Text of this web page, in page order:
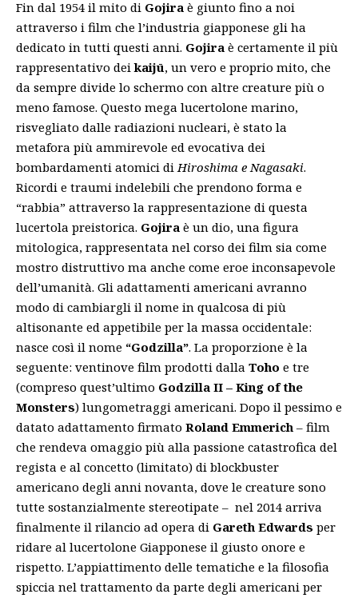
Fin dal 1954 il mito di Gojira è giunto fino a noi
attraverso i film che l’industria giapponese gli ha
dedicato in tutti questi anni. Gojira è certamente il più
rappresentativo deikaijū, un vero e proprio mito, che
da sempre divide lo schermo con altre creature più o
meno famose. Questo mega lucertolone marino,
risvegliato dalle radiazioni nucleari, è stato la
metafora più ammirevole ed evocativa dei
bombardamenti atomici di Hiroshima e Nagasaki.
Ricordi e traumi indelebili che prendono forma e
“rabbia” attraverso la rappresentazione di questa
lucertola preistorica. Gojira è un dio, una figura
mitologica, rappresentata nel corso dei film sia come
mostro distruttivo ma anche come eroe inconsapevole
dell’umanità. Gli adattamenti americani avranno
modo di cambiargli il nome in qualcosa di più
altisonante ed appetibile per la massa occidentale:
nasce così il nome “Godzilla”. La proporzione è la
seguente: ventinove film prodotti dalla Toho e tre
(compreso quest’ultimo Godzilla II – King of the
Monsters) lungometraggi americani. Dopo il pessimo e
datato adattamento firmato Roland Emmerich – film
che rendeva omaggio più alla passione catastrofica del
regista e al concetto (limitato) di blockbuster
americano degli anni novanta, dove le creature sono
tutte sostanzialmente stereotipate – nel 2014 arriva
finalmente il rilancio ad opera di Gareth Edwards per
ridare al lucertolone Giapponese il giusto onore e
rispetto. L’appiattimento delle tematiche e la filosofia
spiccia nel trattamento da parte degli americani per